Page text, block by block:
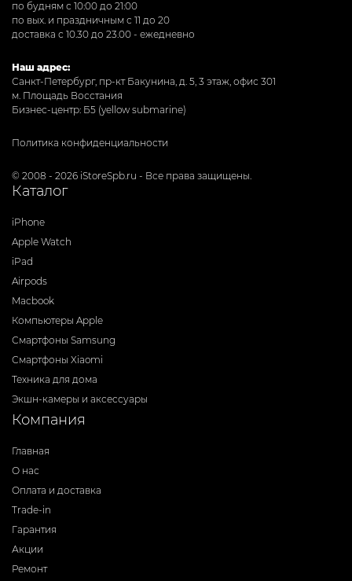
по будням с 10:00 до 21:00
по вых. и праздничным с 11 до 20
доставка с 10.30 до 23.00 - ежедневно
Наш адрес:
Санкт-Петербург, пр-кт Бакунина, д. 5, 3 этаж, офис 301
м. Площадь Восстания
Бизнес-центр: Б5 (yellow submarine)
Политика конфиденциальности
© 2008 - 2026 iStoreSpb.ru - Все права защищены.
Каталог
iPhone
Apple Watch
iPad
Airpods
Macbook
Компьютеры Apple
Смартфоны Samsung
Смартфоны Xiaomi
Техника для дома
Экшн-камеры и аксессуары
Компания
Главная
О нас
Оплата и доставка
Trade-in
Гарантия
Акции
Ремонт